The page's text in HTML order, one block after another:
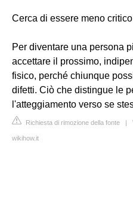
Cerca di essere meno
Per diventare una persona
accettare il prossimo,
fisico, perché chiunque
difetti. Ciò che distingue le
l'atteggiamento verso se
Richiesta di rimozione della fonte |
wikihow.it